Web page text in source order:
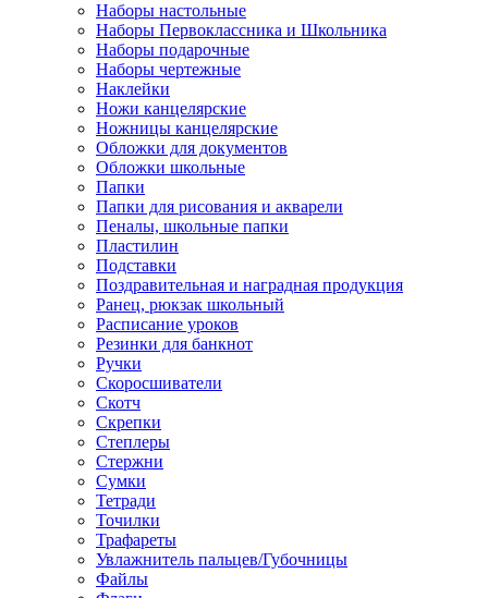
Наборы настольные
Наборы Первоклассника и Школьника
Наборы подарочные
Наборы чертежные
Наклейки
Ножи канцелярские
Ножницы канцелярские
Обложки для документов
Обложки школьные
Папки
Папки для рисования и акварели
Пеналы, школьные папки
Пластилин
Подставки
Поздравительная и наградная продукция
Ранец, рюкзак школьный
Расписание уроков
Резинки для банкнот
Ручки
Скоросшиватели
Скотч
Скрепки
Степлеры
Стержни
Сумки
Тетради
Точилки
Трафареты
Увлажнитель пальцев/Губочницы
Файлы